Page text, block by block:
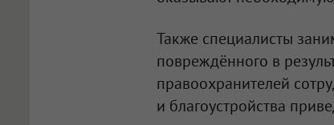
Также специалисты
повреждённого в
правоохранителей
и благоустройства